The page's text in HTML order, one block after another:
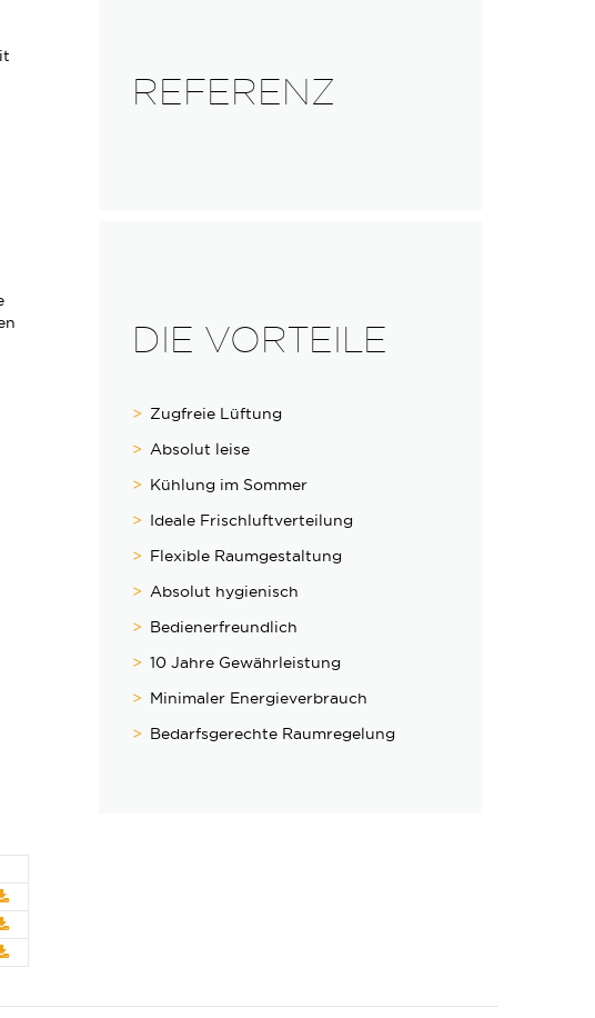
REFERENZ
DIE VORTEILE
Zugfreie Lüftung
Absolut leise
Kühlung im Sommer
Ideale Frischluftverteilung
Flexible Raumgestaltung
Absolut hygienisch
Bedienerfreundlich
10 Jahre Gewährleistung
Minimaler Energieverbrauch
Bedarfsgerechte Raumregelung